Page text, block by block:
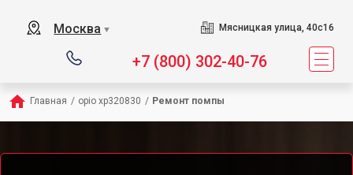
Москва ▼ Мясницкая улица, 40с16
+7 (800) 302-40-76
Главная / opio xp320830 / Ремонт помпы